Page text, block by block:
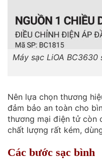
Máy sạc LiOA
Nên lựa chọn thương
đảm bảo an toàn cho
thương mại điện tử còn
chất lượng rất kém,
Các bước sạc bình